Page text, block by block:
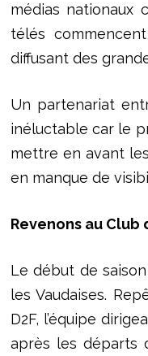
médias nationaux
télés
diffusant des
Un partenariat
inéluctable car le
mettre en avant
en manque de
Revenons au Club
Le début de
les Vaudaises.
D2F, l’équipe
après les départs